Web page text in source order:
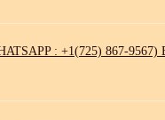
: +1(725) 867-9567)